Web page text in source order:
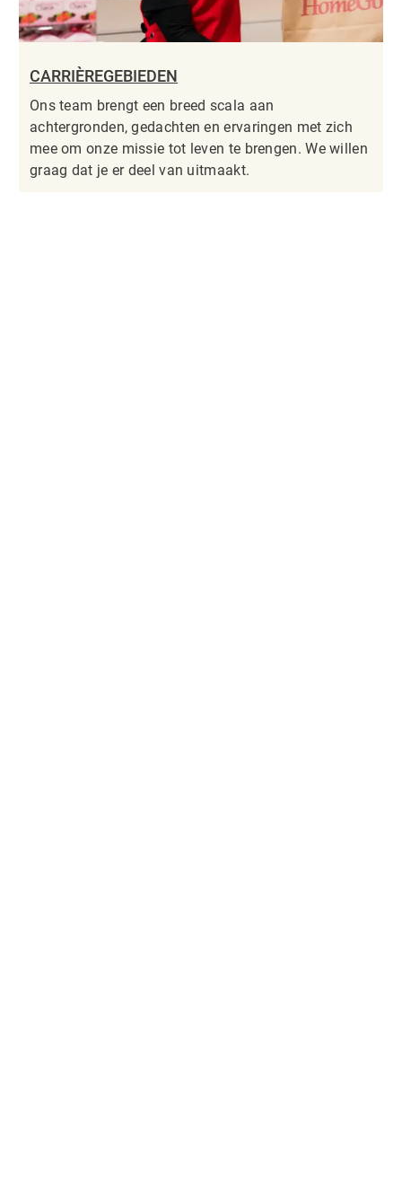
CARRIÈREGEBIEDEN
Ons team brengt een breed scala aan
achtergronden, gedachten en ervaringen met zich
mee om onze missie tot leven te brengen. We willen
graag dat je er deel van uitmaakt.